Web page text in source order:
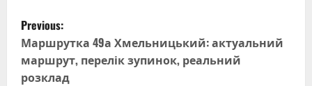
P
o
s
Previous:
Маршрутка 49а Хмельницький: актуальний
маршрут, перелік зупинок, реальний
розклад